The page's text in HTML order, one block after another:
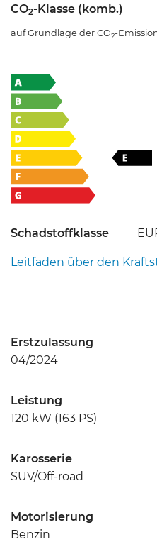
CO2-Klasse (komb.)
auf Grundlage der CO2-
Schadstoffklasse
Leitfaden über den
Erstzulassung
04/2024
Leistung
120 kW (163 PS)
Karosserie
SUV/Off-road
Motor­isierung
Benzin